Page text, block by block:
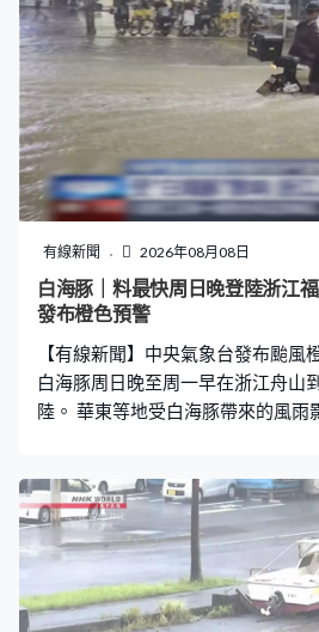
禁止車輛通行。名護有私家車被強
碎裂，車身漏油，風暴期間多人受
被強風吹倒，頭部受傷。 不少商店
業，門外擺放沙包提防水浸，數萬
上11時起重開，仍有數百班航班取
響。日本航空考慮晚上6時後恢復
間巴士公司則繼續停駛。 雖然沖繩
圈，仍受白海豚外圍環流影響，加
廳警告會長時間影響沖繩等地，預
沖繩、奄美及九州南部未來24小時
出現10米高巨浪。
有線新聞 2026年08月08日
白海豚｜料最快周日晚登陸浙江
發布橙色預警
【有線新聞】中央氣象台發布颱風
白海豚周日晚至周一早在浙江舟山
陸。 華東等地受白海豚帶來的風雨
江啟動二級防颱風應急響應，沿海
陸空交通亦受影響，福建沿海40條
波機場晚上11時半至明日停飛，部